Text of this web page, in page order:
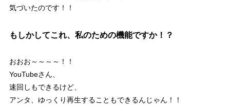
気づいたのです！！
もしかしてこれ、私のための機能ですか！？
おおお～～～～！！
YouTubeさん、
速回しもできるけど、
アンタ、ゆっくり再生することもできるんじゃん！！